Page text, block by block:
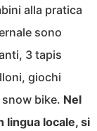
alla pratica
sono
3 tapis
giochi
bike. Nel
lingua locale, si